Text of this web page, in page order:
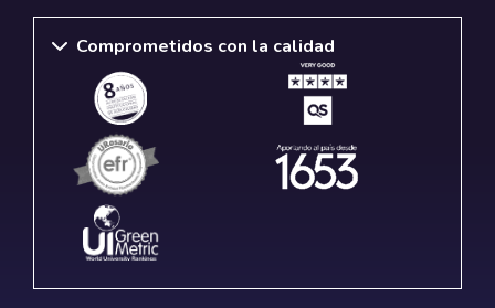
Comprometidos con la calidad